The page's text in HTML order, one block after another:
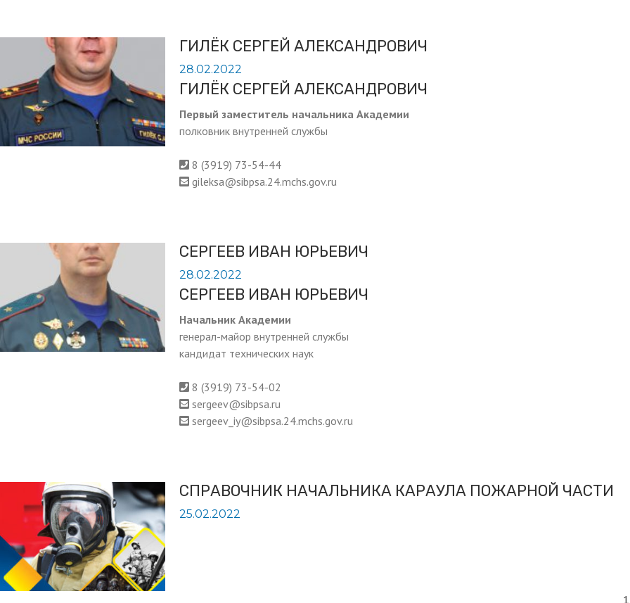
ГИЛЁК СЕРГЕЙ АЛЕКСАНДРОВИЧ
28.02.2022
ГИЛЁК СЕРГЕЙ АЛЕКСАНДРОВИЧ
Первый заместитель начальника Академии
полковник внутренней службы
8 (3919) 73-54-44
gileksa@sibpsa.24.mchs.gov.ru
СЕРГЕЕВ ИВАН ЮРЬЕВИЧ
28.02.2022
СЕРГЕЕВ ИВАН ЮРЬЕВИЧ
Начальник Академии
генерал-майор внутренней службы
кандидат технических наук
8 (3919) 73-54-02
sergeev@sibpsa.ru
sergeev_iy@sibpsa.24.mchs.gov.ru
СПРАВОЧНИК НАЧАЛЬНИКА КАРАУЛА ПОЖАРНОЙ ЧАСТИ
25.02.2022
1